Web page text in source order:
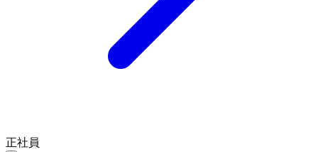
正社員